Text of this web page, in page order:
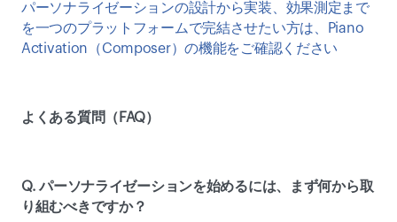
パーソナライゼーションの設計から実装、効果測定まで
を一つのプラットフォームで完結させたい方は、Piano
Activation（Composer）の機能をご確認ください
よくある質問（FAQ）
Q. パーソナライゼーションを始めるには、まず何から取
り組むべきですか？